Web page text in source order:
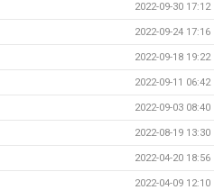
2022-09-30 17:12
2022-09-24 17:16
2022-09-18 19:22
2022-09-11 06:42
2022-09-03 08:40
2022-08-19 13:30
2022-04-20 18:56
2022-04-09 12:10